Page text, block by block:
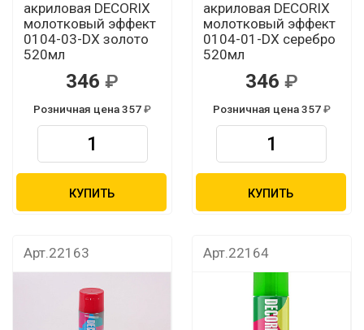
акриловая DECORIX
молотковый эффект
0104-03-DX золото
520мл
346
Розничная цена 357
КУПИТЬ
акриловая DECORIX
молотковый эффект
0104-01-DX серебро
520мл
346
Розничная цена 357
КУПИТЬ
Арт.22163 Арт.22164